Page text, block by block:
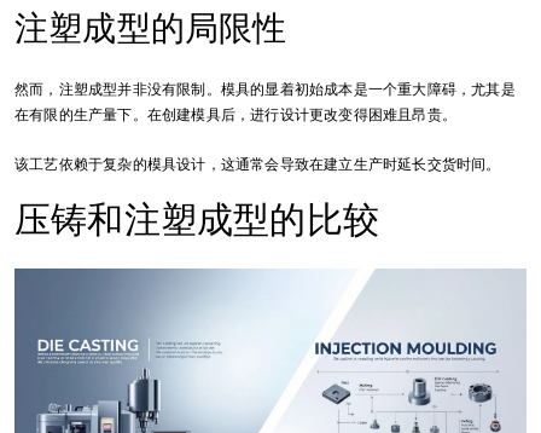
注塑成型的局限性
然而，注塑成型并非没有限制。模具的显着初始成本是一个重大障碍，尤其是
在有限的生产量下。在创建模具后，进行设计更改变得困难且昂贵。
该工艺依赖于复杂的模具设计，这通常会导致在建立生产时延长交货时间。
压铸和注塑成型的比较